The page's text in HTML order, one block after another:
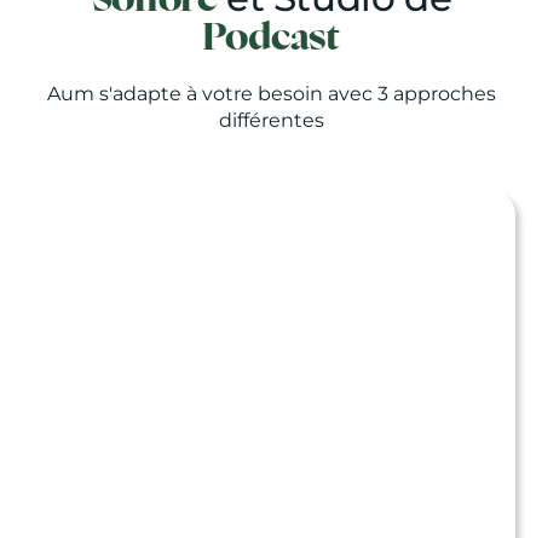
Podcast
Aum s'adapte à votre besoin avec 3 approches
différentes